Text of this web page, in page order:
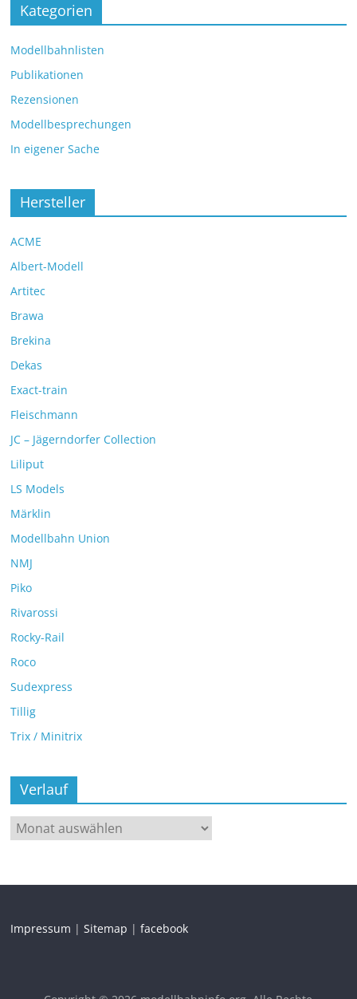
Kategorien
Modellbahnlisten
Publikationen
Rezensionen
Modellbesprechungen
In eigener Sache
Hersteller
ACME
Albert-Modell
Artitec
Brawa
Brekina
Dekas
Exact-train
Fleischmann
JC – Jägerndorfer Collection
Liliput
LS Models
Märklin
Modellbahn Union
NMJ
Piko
Rivarossi
Rocky-Rail
Roco
Sudexpress
Tillig
Trix / Minitrix
Verlauf
Impressum |Sitemap |facebook